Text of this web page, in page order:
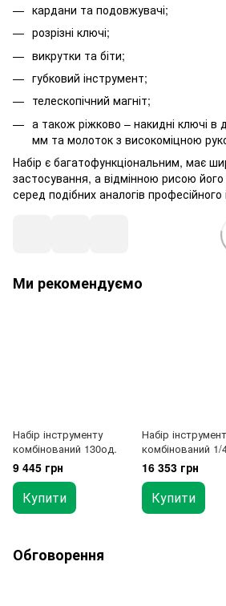
кардани та подовжувачі;
розрізні ключі;
викрутки та біти;
губковий інструмент;
телескопічний магніт;
а також ріжково – накидні ключі в
мм та молоток з високоміцною
Набір є багатофункціональним, має
застосування, а відмінною рисою його
серед подібних аналогів професійного
Ми рекомендуємо
Набір інструменту
комбінований 130од.
9 445 грн
Купити
Набір
комбінований 1/
1/2" ключі 6-32мм,
130од. TOPTUL
GCAI130T
16 353 грн
Купити
Обговорення